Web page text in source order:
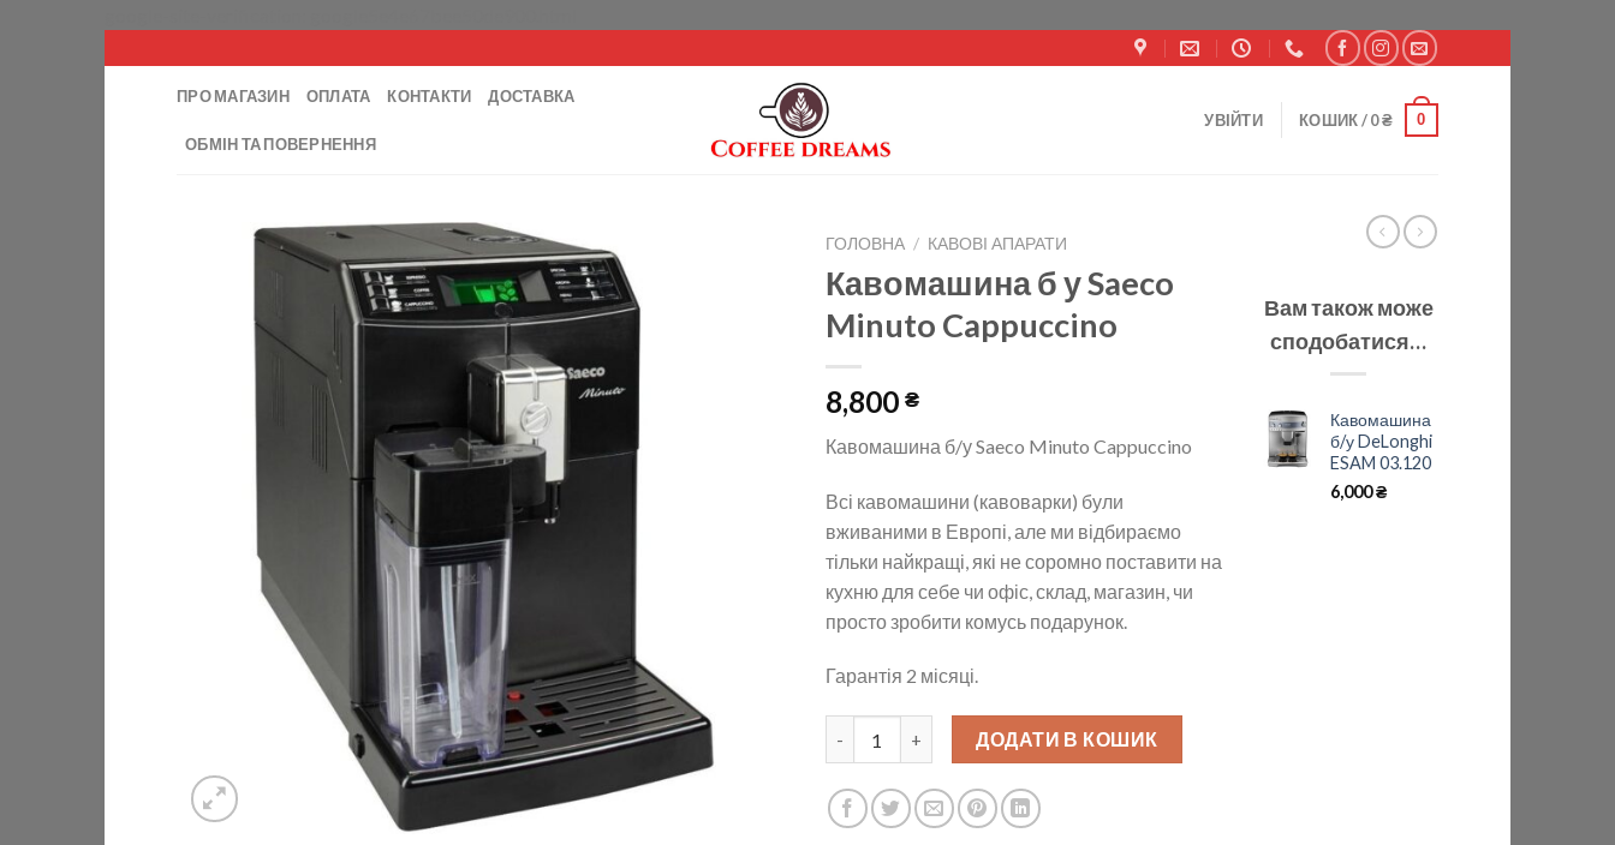
вмісту
ПРО МАГАЗИН ОПЛАТА КОНТАКТИ ДОСТАВКА
ОБМІН ТА ПОВЕРНЕННЯ
УВІЙТИ КОШИК /0₴ 0
ГОЛОВНА / КАВОВІ АПАРАТИ
Кавомашина б у Saeco
Minuto Cappuccino
8,800 ₴
Кавомашина б/у Saeco Minuto Cappuccino
Всі кавомашини (кавоварки) були
вживаними в Европі, але ми відбираємо
тільки найкращі, які не соромно поставити на
кухню для себе чи офіс, склад, магазин, чи
просто зробити комусь подарунок.
Гарантія 2 місяці.
Кавомашина б у Saeco Minuto Cappuccino кількість
ДОДАТИ В КОШИК
Вам також може
сподобатися…
Кавомашина
б/у DeLonghi
ESAM 03.120
6,000₴